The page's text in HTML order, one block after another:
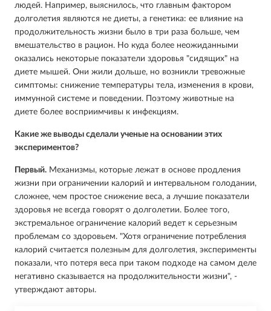
людей. Например, выяснилось, что главным фактором
долголетия являются не диеты, а генетика: ее влияние на
продолжительность жизни было в три раза больше, чем
вмешательство в рацион. Но куда более неожиданными
оказались некоторые показатели здоровья "сидящих" на
диете мышей. Они жили дольше, но возникли тревожные
симптомы: снижение температуры тела, изменения в крови,
иммунной системе и поведении. Поэтому животные на
диете более восприимчивы к инфекциям.
Какие же выводы сделали ученые на основании этих
экспериментов?
Первый. Механизмы, которые лежат в основе продления
жизни при ограничении калорий и интервальном голодании,
сложнее, чем простое снижение веса, а лучшие показатели
здоровья не всегда говорят о долголетии. Более того,
экстремальное ограничение калорий ведет к серьезным
проблемам со здоровьем. "Хотя ограничение потребления
калорий считается полезным для долголетия, эксперименты
показали, что потеря веса при таком подходе на самом деле
негативно сказывается на продолжительности жизни", -
утверждают авторы.